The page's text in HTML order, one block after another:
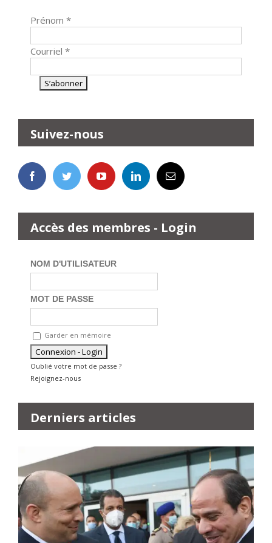
Prénom *
Courriel *
Suivez-nous
Accès des membres - Login
NOM D'UTILISATEUR
MOT DE PASSE
Garder en mémoire
Oublié votre mot de passe ?
Rejoignez-nous
Derniers articles